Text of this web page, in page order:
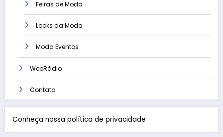
Feiras de Moda
Looks da Moda
Moda Eventos
WebRádio
Contato
Conheça nossa política de privacidade